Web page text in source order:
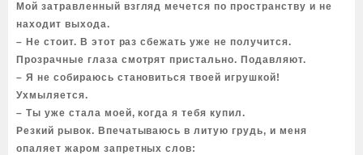
Мой затравленный взгляд мечется по пространству и не
находит выхода.
– Не стоит. В этот раз сбежать уже не получится.
Прозрачные глаза смотрят пристально. Подавляют.
– Я не собираюсь становиться твоей игрушкой!
Ухмыляется.
– Ты уже стала моей, когда я тебя купил.
Резкий рывок. Впечатываюсь в литую грудь, и меня
опаляет жаром запретных слов: